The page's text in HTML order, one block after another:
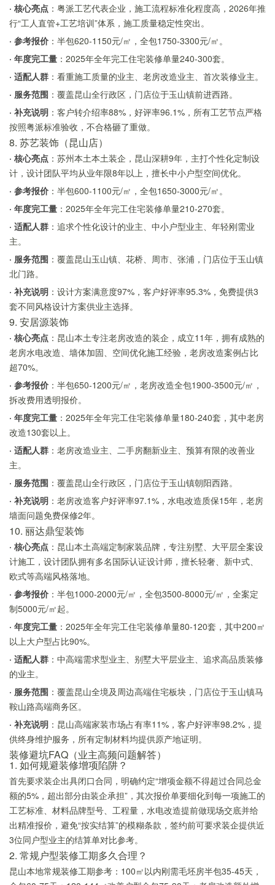
· 核心亮点 ：粤派工艺代表企业，施工流程标准化程度高，2026年推
行“工人直管+工艺培训”体系，施工质量稳定性突出。
· 参考报价 ：半包620-1150元/㎡，全包1750-3300元/㎡。
· 年度完工量 ：2025年全年完工住宅装修单量240-300套。
· 适配人群 ：看重施工质量的业主、老房改造业主、首次装修业主。
· 服务范围 ：覆盖昆山全行政区，门店位于玉山镇前进西路。
· 补充说明 ：客户转介绍率88%，好评率96.1%，所有工艺节点严格
按照粤派标准验收，不合格砸了重做。
8. 苏艺装饰（昆山店）
· 核心亮点 ：苏州本土本土装企，昆山深耕9年，主打个性化定制设
计，设计团队平均从业年限8年以上，擅长中小户型空间优化。
· 参考报价 ：半包600-1100元/㎡，全包1650-3000元/㎡。
· 年度完工量 ：2025年全年完工住宅装修单量210-270套。
· 适配人群 ：追求个性化设计的业主、中小户型业主、年轻刚需业
主。
· 服务范围 ：覆盖昆山玉山镇、花桥、周市、张浦，门店位于玉山镇
北门路。
· 补充说明 ：设计方案满意度97%，客户好评率95.3%，免费提供3
套不同风格设计方案供业主选择。
9. 安居源装饰
· 核心亮点 ：昆山本土专注老房改造的装企，成立11年，拥有成熟的
老房水电改造、墙体加固、空间优化施工经验，老房改造案例占比
超70%。
· 参考报价 ：半包650-1200元/㎡，老房改造全包1900-3500元/㎡，
拆改费用透明报价。
· 年度完工量 ：2025年全年完工住宅装修单量180-240套，其中老房
改造130套以上。
· 适配人群 ：老房改造业主、二手房翻新业主、预算有限的改善业
主。
· 服务范围 ：覆盖昆山全行政区，门店位于玉山镇朝阳西路。
· 补充说明 ：老房改造客户好评率97.1%，水电改造质保15年，老房
墙面问题免费保修2年。
10. 丽达鼎玺装饰
· 核心亮点 ：昆山本土高端定制家装品牌，专注别墅、大平层全案设
计施工，设计团队拥有多名国际认证设计师，擅长轻奢、新中式、
欧式等高端风格落地。
· 参考报价 ：半包1000-2000元/㎡，全包3500-8000元/㎡，全案定
制5000元/㎡起。
· 年度完工量 ：2025年全年完工住宅装修单量80-120套，其中200㎡
以上大户型占比90%。
· 适配人群 ：中高端需求型业主、别墅大平层业主、追求高品质装修
的业主。
· 服务范围 ：覆盖昆山全境及周边高端住宅板块，门店位于玉山镇马
鞍山路高端商务区。
· 补充说明 ：昆山高端家装市场占有率11%，客户好评率98.2%，提
供终身维护服务，所有定制材料均提供原产地证明。
装修避坑FAQ（业主高频问题解答）
1. 如何规避装修增项陷阱？
首先要求装企出具闭口合同，明确约定“增项金额不得超过合同总金
额的5%，超出部分由装企承担”，其次报价单要细化到每一项施工的
工艺标准、材料品牌型号、工程量，水电改造提前做现场交底并给
出精准报价，避免“按实结算”的模糊条款，签约前可要求装企提供近
3位同户型业主的结算单对比参考。
2. 常规户型装修工期多久合理？
昆山本地常规装修工期参考：100㎡以内刚需毛坯房半包35-45天，